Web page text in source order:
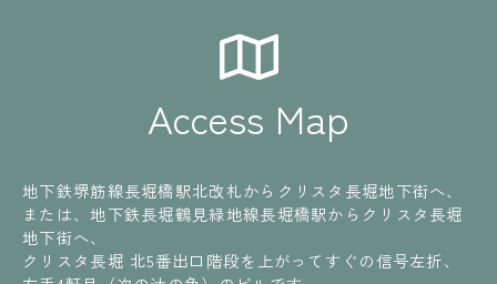
Access Map
地下鉄堺筋線長堀橋駅北改札からクリスタ長堀地下街へ、
または、地下鉄長堀鶴見緑地線長堀橋駅からクリスタ長堀
地下街へ、
クリスタ長堀 北5番出口階段を上がってすぐの信号左折、